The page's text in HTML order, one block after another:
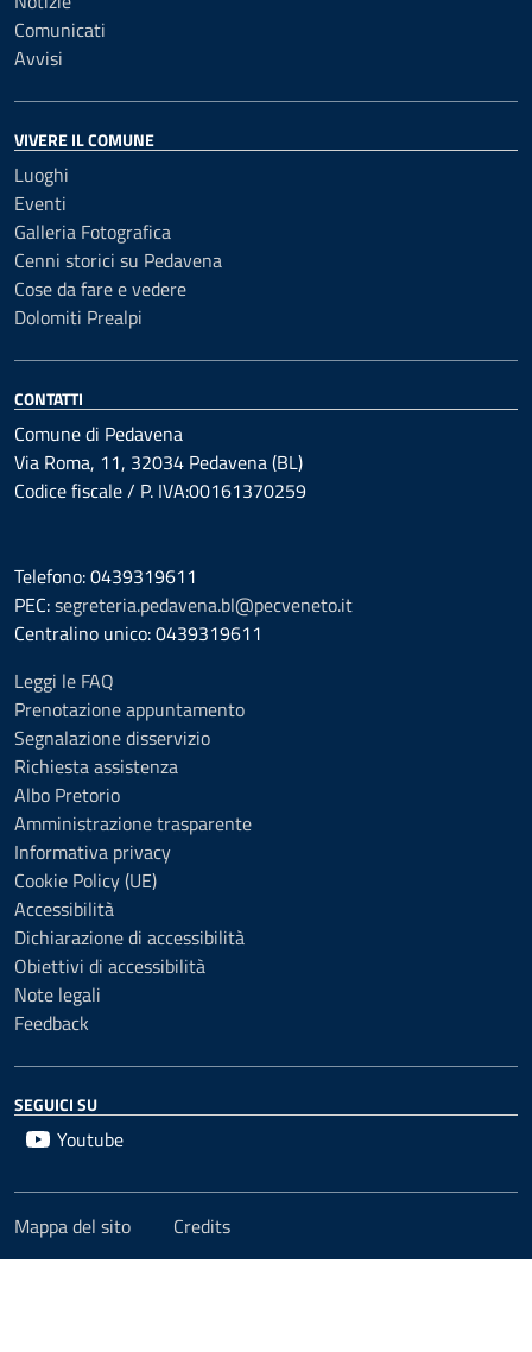
Comunicati
Avvisi
VIVERE IL COMUNE
Luoghi
Eventi
Galleria Fotografica
Cenni storici su Pedavena
Cose da fare e vedere
Dolomiti Prealpi
CONTATTI
Comune di Pedavena
Via Roma, 11, 32034 Pedavena (BL)
Codice fiscale / P. IVA:00161370259
Telefono: 0439319611
PEC:segreteria.pedavena.bl@pecveneto.it
Centralino unico: 0439319611
Leggi le FAQ
Prenotazione appuntamento
Segnalazione disservizio
Richiesta assistenza
Albo Pretorio
Amministrazione trasparente
Informativa privacy
Cookie Policy (UE)
Accessibilità
Dichiarazione di accessibilità
Obiettivi di accessibilità
Note legali
Feedback
SEGUICI SU
Youtube
Mappa del sito Credits